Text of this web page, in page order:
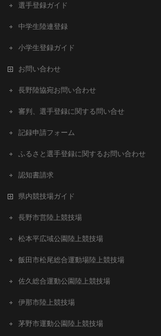
選手登録ガイド
中学生陸連登録
小学生登録ガイド
お問い合わせ
長野陸協宛お問い合わせ
審判、選手登録に関する問い合せ
記録申請フォーム
ふるさと選手登録に関するお問い合わせ
認知書請求
県内競技場ガイド
長野市営陸上競技場
松本平広域公園陸上競技場
飯田市松尾総合運動場陸上競技場
佐久総合運動公園陸上競技場
伊那市陸上競技場
茅野市運動公園陸上競技場